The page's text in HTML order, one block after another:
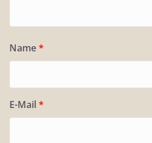
Name*
E-Mail *